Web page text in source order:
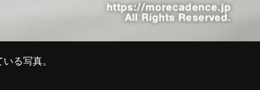
る写真。